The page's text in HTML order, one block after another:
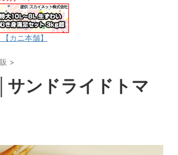
カニ本舗】
>
サンドライドトマ